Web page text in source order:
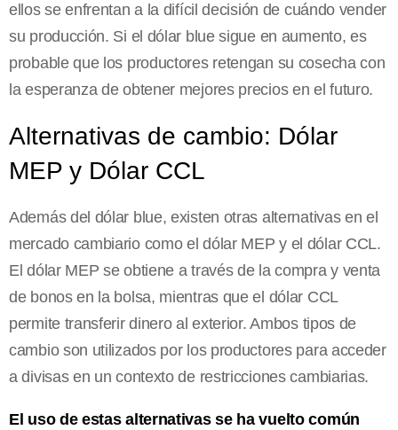
ellos se enfrentan a la difícil decisión de cuándo vender
su producción. Si el dólar blue sigue en aumento, es
probable que los productores retengan su cosecha con
la esperanza de obtener mejores precios en el futuro.
Alternativas de cambio: Dólar
MEP y Dólar CCL
Además del dólar blue, existen otras alternativas en el
mercado cambiario como el dólar MEP y el dólar CCL.
El dólar MEP se obtiene a través de la compra y venta
de bonos en la bolsa, mientras que el dólar CCL
permite transferir dinero al exterior. Ambos tipos de
cambio son utilizados por los productores para acceder
a divisas en un contexto de restricciones cambiarias.
El uso de estas alternativas se ha vuelto común